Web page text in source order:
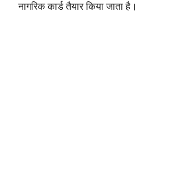
नागरिक कार्ड तैयार किया जाता है।